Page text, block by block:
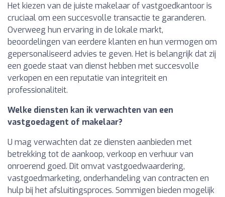
Het kiezen van de juiste makelaar of vastgoedkantoor is
cruciaal om een succesvolle transactie te garanderen.
Overweeg hun ervaring in de lokale markt,
beoordelingen van eerdere klanten en hun vermogen om
gepersonaliseerd advies te geven. Het is belangrijk dat zij
een goede staat van dienst hebben met succesvolle
verkopen en een reputatie van integriteit en
professionaliteit.
Welke diensten kan ik verwachten van een
vastgoedagent of makelaar?
U mag verwachten dat ze diensten aanbieden met
betrekking tot de aankoop, verkoop en verhuur van
onroerend goed. Dit omvat vastgoedwaardering,
vastgoedmarketing, onderhandeling van contracten en
hulp bij het afsluitingsproces. Sommigen bieden mogelijk